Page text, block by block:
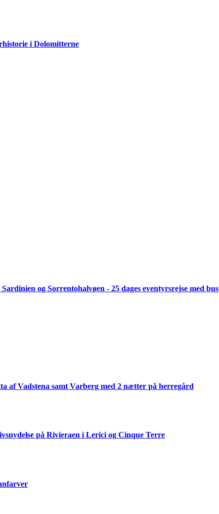
i Dolomitterne
og Sorrentohalvøen - 25 dages eventyrsrejse med bus
af Vadstena samt Varberg med 2 nætter på herregård
på Rivieraen i Lerici og Cinque Terre